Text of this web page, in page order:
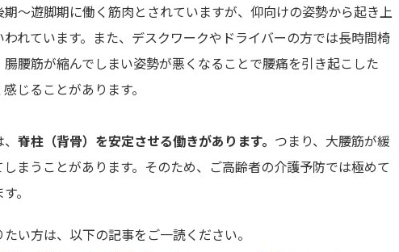
〜遊脚期に働く筋肉とされていますが、仰向けの姿勢から起き上
れています。また、デスクワークやドライバーの方では長時間椅
腰筋が縮んでしまい姿勢が悪くなることで腰痛を引き起こした
じることがあります。
脊柱（背骨）を安定させる働きがあります。 つまり、大腰筋が緩
まうことがあります。そのため、ご高齢者の介護予防では極めて
。
い方は、以下の記事をご一読ください。